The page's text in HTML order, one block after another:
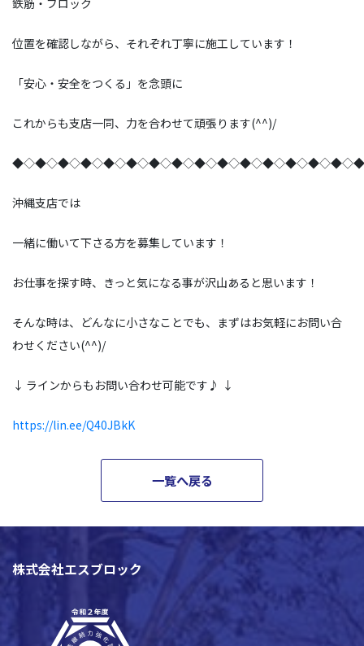
鉄筋・ブロック
位置を確認しながら、それぞれ丁寧に施工しています！
「安心・安全をつくる」を念頭に
これからも支店一同、力を合わせて頑張ります(^^)/
沖縄支店では
一緒に働いて下さる方を募集しています！
お仕事を探す時、きっと気になる事が沢山あると思います！
そんな時は、どんなに小さなことでも、まずはお気軽にお問い合
わせください(^^)/
↓ ラインからもお問い合わせ可能です♪ ↓
https://lin.ee/Q40JBkK
一覧へ戻る
株式会社エスブロック